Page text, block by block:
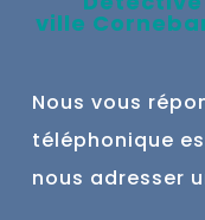
ville
Nous vous
téléphonique
nous adresser